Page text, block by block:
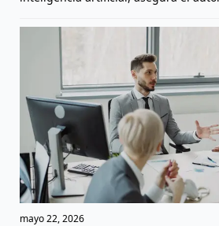
mayo 22, 2026